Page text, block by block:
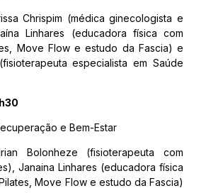
Chrispim (médica ginecologista e
Linhares (educadora física com
Move Flow e estudo da Fascia) e
especialista em Saúde
e Bem-Estar
Bolonheze (fisioterapeuta com
Janaina Linhares (educadora física
Move Flow e estudo da Fascia)